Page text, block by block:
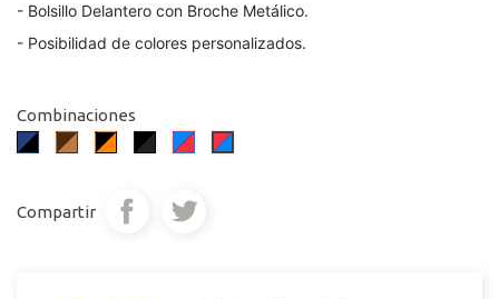
- Bolsillo Delantero con Broche Metálico.
- Posibilidad de colores personalizados.
Combinaciones
Azul/Negro
Marrón
Oscuro/Marrón
Negro/Naranja
Negro/Negro
Pardo
Azul/RojoRojo/Azul
Compartir